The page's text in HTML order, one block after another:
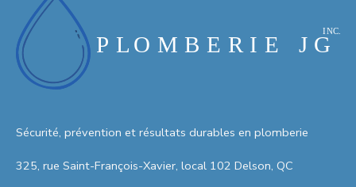
Sécurité, prévention et résultats durables en plomberie
325, rue Saint-François-Xavier, local 102 Delson, QC